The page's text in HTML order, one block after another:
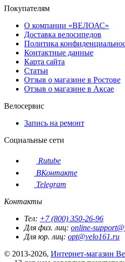
Покупателям
О компании «ВЕЛОАС»
Доставка велосипедов
Политика
Контактные данные
Карта сайта
Статьи
Отзыв о магазине в Ростове
Отзыв о магазине в Аксае
Велосервис
Запись на ремонт
Социальные сети
Rutube
ВКонтакте
Telegram
Контакты
Тел: +7 (800) 350-26-96
Для физ. лиц: online-
Для юр. лиц: opt@velo161.ru
© 2013-2026, Интернет-магазин